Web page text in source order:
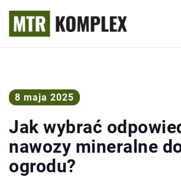
8 maja 2025
Jak wybrać
nawozy mineralne
ogrodu?